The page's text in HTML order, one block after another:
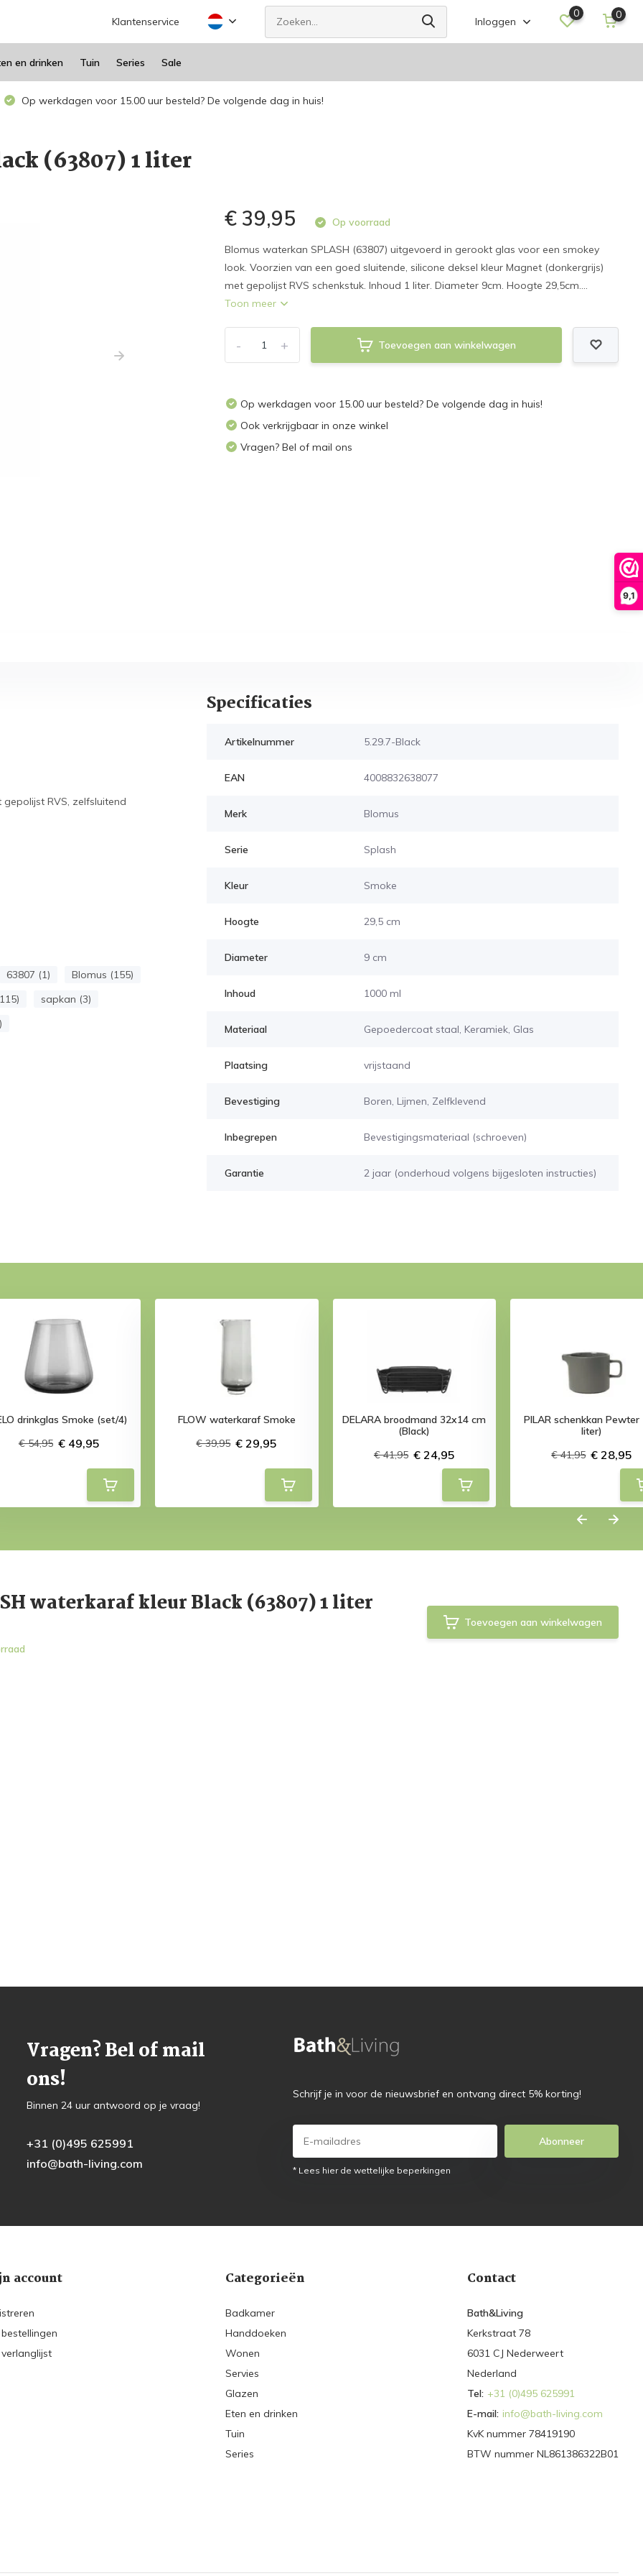
9,1
Klantenservice Inloggen
0 0
en drinken Tuin Series Sale
Op werkdagen voor 15.00 uur besteld? De volgende dag in huis!
(63807) 1 liter
€ 39,95 Op voorraad
Blomus waterkan SPLASH (63807) uitgevoerd in gerookt glas voor een smokey
look. Voorzien van een goed sluitende, silicone deksel kleur Magnet (donkergrijs)
met gepolijst RVS schenkstuk. Inhoud 1 liter. Diameter 9cm. Hoogte 29,5cm....
Toon meer
+
- Toevoegen aan winkelwagen
Op werkdagen voor 15.00 uur besteld? De volgende dag in huis!
Ook verkrijgbaar in onze winkel
Vragen? Bel of mail ons
RVS, zelfsluitend
63807 (1)
Blomus (155)
sapkan (3)
Specificaties
Artikelnummer 5.29.7-Black
EAN 4008832638077
Merk Blomus
Serie Splash
Kleur Smoke
Hoogte 29,5 cm
Diameter 9 cm
Inhoud 1000 ml
Materiaal Gepoedercoat staal, Keramiek, Glas
Plaatsing vrijstaand
Bevestiging Boren, Lijmen, Zelfklevend
Inbegrepen Bevestigingsmateriaal (schroeven)
Garantie 2 jaar (onderhoud volgens bijgesloten instructies)
drinkglas Smoke (set/4)
€ 54,95 € 49,95
FLOW waterkaraf Smoke
€ 39,95 € 29,95
DELARA broodmand 32x14 cm
(Black)
€ 41,95 € 24,95
PILAR schenkkan Pewter
liter)
€ 41,95 € 28,95
waterkaraf kleur Black (63807) 1 liter
Toevoegen aan winkelwagen
Vragen? Bel of mail
ons!
Binnen 24 uur antwoord op je vraag!
+31 (0)495 625991
info@bath-living.com
Schrijf je in voor de nieuwsbrief en ontvang direct 5% korting!
Abonneer
* Lees hier de wettelijke beperkingen
account
verlanglijst
Categorieën
Badkamer
Handdoeken
Wonen
Servies
Glazen
Eten en drinken
Tuin
Series
Contact
Bath&Living
Kerkstraat 78
6031 CJ Nederweert
Nederland
Tel: +31 (0)495 625991
E-mail: info@bath-living.com
KvK nummer 78419190
BTW nummer NL861386322B01